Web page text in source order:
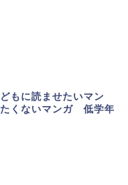
もに読ませたいマン
くないマンガ 低学年